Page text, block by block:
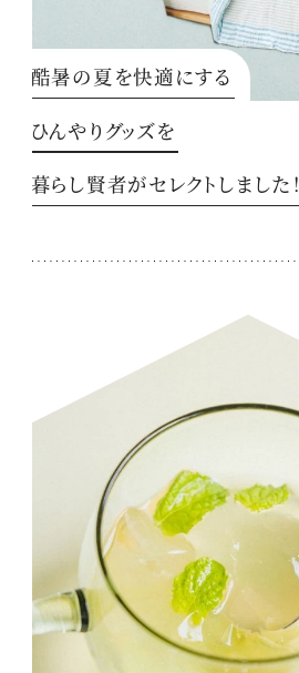
酷暑の夏を快適にする
ひんやりグッズを
暮らし賢者がセレクトしました！